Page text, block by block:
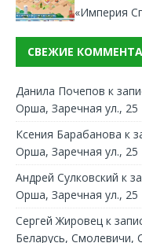
«Империя
СВЕЖИЕ
Данила Почепов к
Орша, Заречная ул., 25
Ксения Барабанова к
Орша, Заречная ул., 25
Андрей Сулковский к
Орша, Заречная ул., 25
Сергей Жировец к
Беларусь, Смолевичи,